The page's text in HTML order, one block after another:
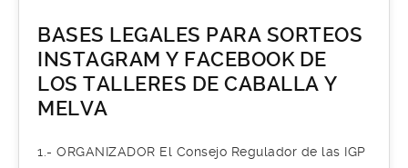
BASES LEGALES PARA SORTEOS
INSTAGRAM Y FACEBOOK DE
LOS TALLERES DE CABALLA Y
MELVA
1.- ORGANIZADOR El Consejo Regulador de las IGP